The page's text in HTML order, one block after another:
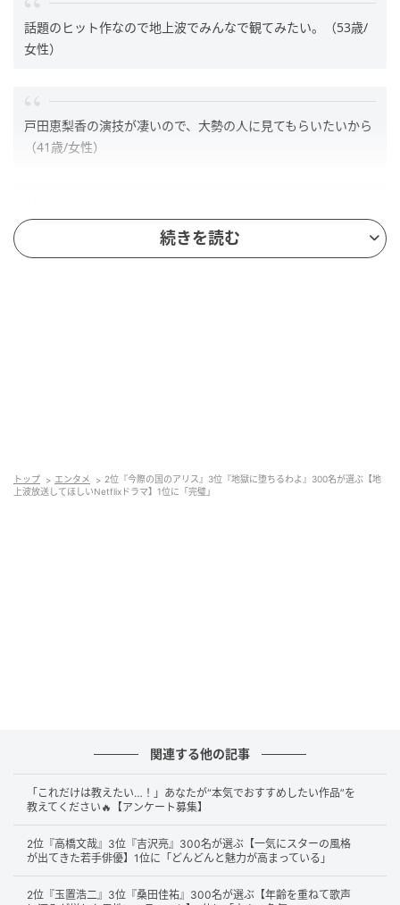
話題のヒット作なので地上波でみんなで観てみたい。（53歳/
女性）
戸田恵梨香の演技が凄いので、大勢の人に見てもらいたいから
（41歳/女性）
戸田恵梨香さんの演技をみんなに観てもらいたい（34歳/女
「心理戦が面白い」といった意見もありました。
地上波で放送したらもっと人気が出る作品だと思うから。映像
の迫力やストーリーだけではなく人間模様や絶望の表現など、
人の心を掴む。（25歳/女性）
続きを読む
トップ エンタメ
2位『今際の国のアリス』3位『地獄に堕ちるわよ』300名が選ぶ【地
上波放送してほしいNetflixドラマ】1位に「完璧」
関連する他の記事
「これだけは教えたい…！」あなたが“本気でおすすめしたい作品”を
教えてください🔥【アンケート募集】
2位『高橋文哉』3位『吉沢亮』300名が選ぶ【一気にスターの風格
が出てきた若手俳優】1位に「どんどんと魅力が高まっている」
2位『玉置浩二』3位『桑田佳祐』300名が選ぶ【年齢を重ねて歌声